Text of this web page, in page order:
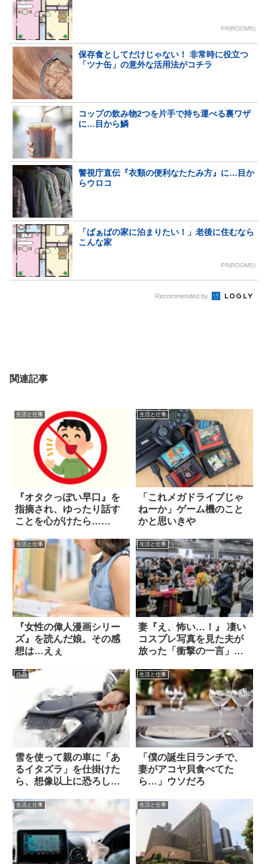
PR(ROOMS)
保存食としてだけじゃない！ 非常時に役立つ
「ツナ缶」の意外な活用法がコチラ
コップの飲み物2つを片手で持ち運べる裏ワザ
に…目から鱗
警視庁直伝『衣類の便利なたたみ方』に…目か
らウロコ
「ばぁばの家に泊まりたい！」老後に住むなら
こんな家
PR(ROOMS)
Recommended by
関連記事
生活と仕事
『オタクっぽい早口』を
指摘され、ゆったり話す
ことを心がけたら…
生活と仕事
「これメガドライブじゃ
ねーか」ゲーム機のこと
かと思いきや
生活と仕事
『女性の偉人漫画シリー
ズ』を読んだ娘。その感
想は…えぇ
生活と仕事
妻『え、怖い…！』 凄い
コスプレ写真を見た夫が
放った「衝撃の一言」と
作品
雪を使って親の車に「あ
るイタズラ」を仕掛けた
ら、想像以上に恐ろしい
生活と仕事
「僕の誕生日ランチで、
妻がアコヤ貝食べてた
ら…」ウソだろ
生活と仕事 生活と仕事